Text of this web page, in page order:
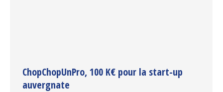
ChopChopUnPro, 100 K€ pour la start-up
auvergnate